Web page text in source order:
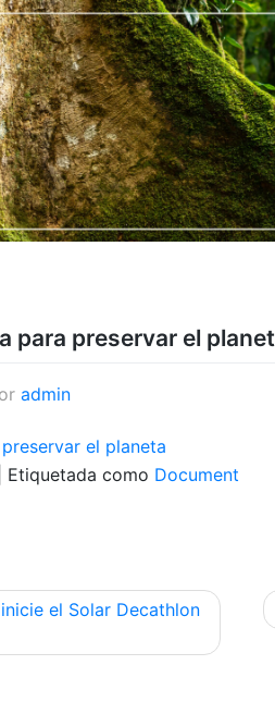
para preservar el
admin
el planeta
Etiquetada como Document
el Solar Decathlon